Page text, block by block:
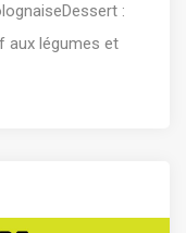
:
aux légumes et